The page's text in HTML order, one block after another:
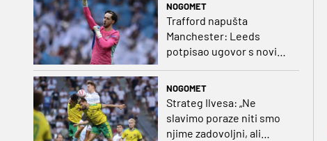
NOGOMET
Trafford napušta
Manchester: Leeds
potpisao ugovor s novim
NOGOMET
Strateg Ilvesa: „Ne
slavimo poraze niti smo
njime zadovoljni, ali